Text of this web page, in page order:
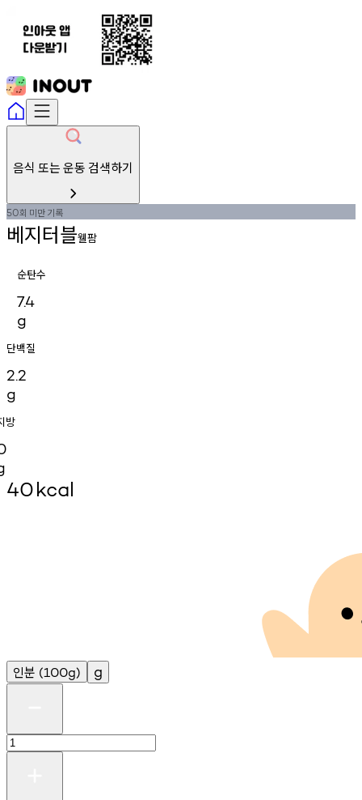
음식 또는 운동 검색하기
50회 미만기록
베지터블웰팜
순탄수
7.4
g
단백질
2.2
g
방
40kcal
인분 (100g) g